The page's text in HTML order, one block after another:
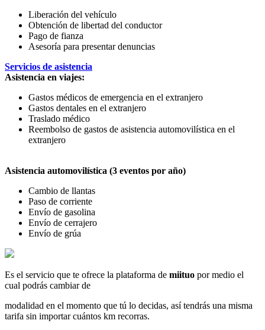
Liberación del vehículo
Obtención de libertad del conductor
Pago de fianza
Asesoría para presentar denuncias
Servicios de asistencia
Asistencia en viajes:
Gastos médicos de emergencia en el extranjero
Gastos dentales en el extranjero
Traslado médico
Reembolso de gastos de asistencia automovilística en el
extranjero
Asistencia automovilística (3 eventos por año)
Cambio de llantas
Paso de corriente
Envío de gasolina
Envío de cerrajero
Envío de grúa
Es el servicio que te ofrece la plataforma de miituo por medio el
cual podrás cambiar de
modalidad en el momento que tú lo decidas, así tendrás una misma
tarifa sin importar cuántos km recorras.